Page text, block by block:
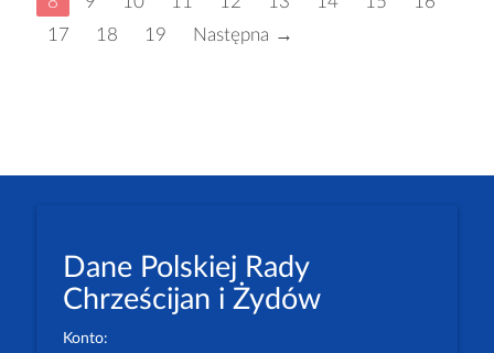
17
18 19 Następna →
Dane Polskiej Rady
Chrześcijan i Żydów
Konto: